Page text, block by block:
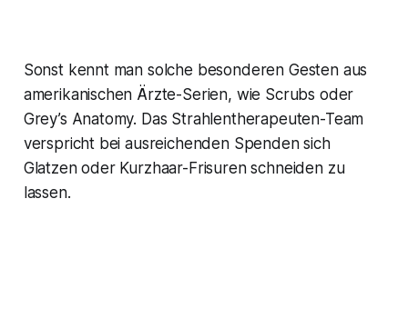
Sonst kennt man solche besonderen Gesten aus
amerikanischen Ärzte-Serien, wie Scrubs oder
Grey’s Anatomy. Das Strahlentherapeuten-Team
verspricht bei ausreichenden Spenden sich
Glatzen oder Kurzhaar-Frisuren schneiden zu
lassen.